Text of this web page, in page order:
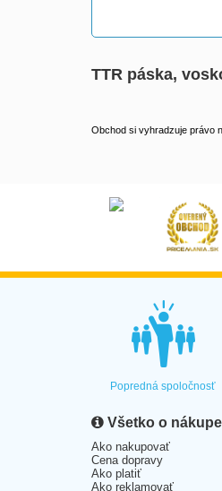
TTR páska,
Obchod si vyhradzuje právo
Popredná spoločnosť
Všetko o nákupe
Ako nakupovať
Cena dopravy
Ako platiť
Ako reklamovať